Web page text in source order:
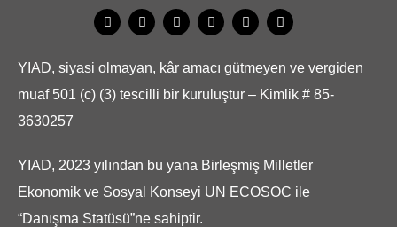
YIAD, siyasi olmayan, kâr amacı gütmeyen ve vergiden
muaf 501 (c) (3) tescilli bir kuruluştur – Kimlik # 85-
3630257
YIAD, 2023 yılından bu yana Birleşmiş Milletler
Ekonomik ve Sosyal Konseyi UN ECOSOC ile
“Danışma Statüsü”ne sahiptir.